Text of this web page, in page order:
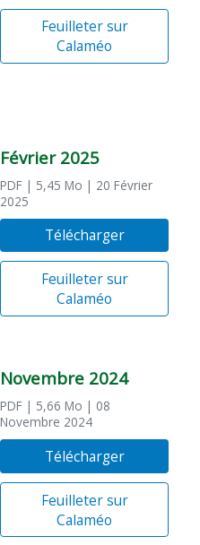
Feuilleter sur
Calaméo
Février 2025
PDF | 5,45 Mo | 20 Février
2025
Télécharger
Feuilleter sur
Calaméo
Novembre 2024
PDF | 5,66 Mo | 08
Novembre 2024
Télécharger
Feuilleter sur
Calaméo